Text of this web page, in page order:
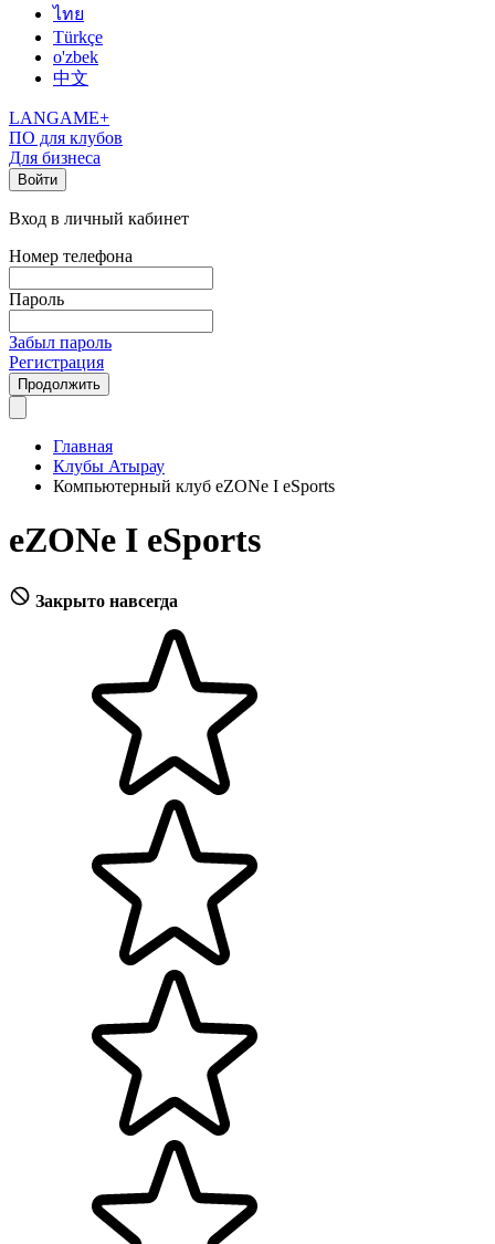
ไทย
Türkçe
o'zbek
中文
LANGAME+
ПО для клубов
Для бизнеса
Войти
Вход в личный кабинет
Номер телефона
Пароль
Забыл пароль
Регистрация
Продолжить
Главная
Клубы Атырау
Компьютерный клуб eZONe I eSports
eZONe I eSports
Закрыто навсегда